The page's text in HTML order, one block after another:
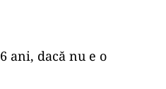
ani, dacă nu e o